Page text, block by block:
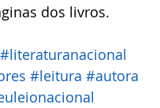
dos livros.
#literaturanacional
#leitura #autora